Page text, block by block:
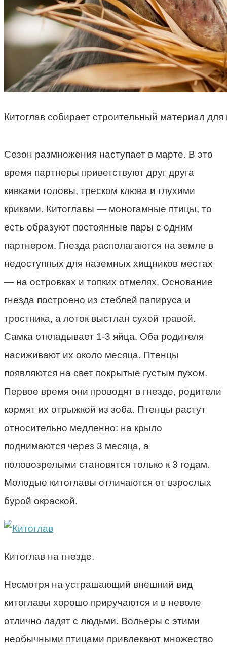
Китоглав собирает строительный материал для
Сезон размножения наступает в марте. В это
время партнеры приветствуют друг друга
кивками головы, треском клюва и глухими
криками. Китоглавы — моногамные птицы, то
есть образуют постоянные пары с одним
партнером. Гнезда располагаются на земле в
недоступных для наземных хищников местах
— на островках и топких отмелях. Основание
гнезда построено из стеблей папируса и
тростника, а лоток выстлан сухой травой.
Самка откладывает 1-3 яйца. Оба родителя
насиживают их около месяца. Птенцы
появляются на свет покрытые густым пухом.
Первое время они проводят в гнезде, родители
кормят их отрыжкой из зоба. Птенцы растут
относительно медленно: на крыло
поднимаются через 3 месяца, а
половозрелыми становятся только к 3 годам.
Молодые китоглавы отличаются от взрослых
бурой окраской.
Китоглав на гнезде.
Несмотря на устрашающий внешний вид
китоглавы хорошо приручаются и в неволе
отлично ладят с людьми. Вольеры с этими
необычными птицами привлекают множество